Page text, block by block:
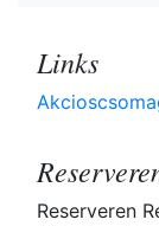
Links
Reserveren